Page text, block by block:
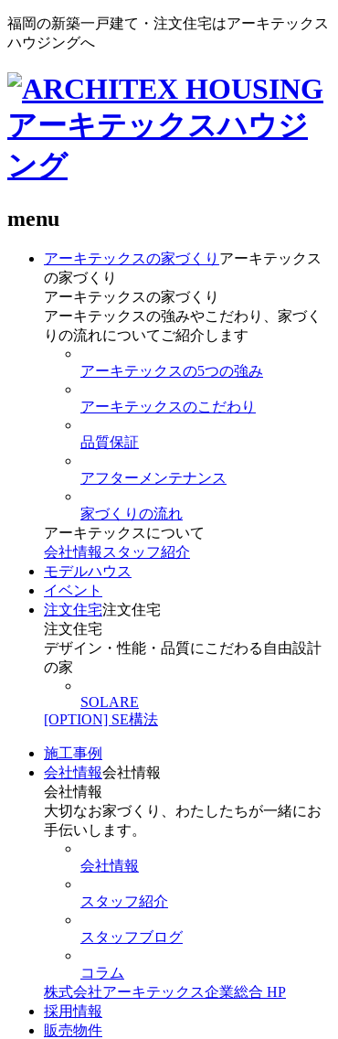
福岡の新築一戸建て・注文住宅はアーキテックス
ハウジングへ
menu
アーキテックスの家づくり アーキテックス
の家づくり
アーキテックスの家づくり
アーキテックスの強みやこだわり、家づく
りの流れについてご紹介します
アーキテックスの5つの強み
アーキテックスのこだわり
品質保証
アフターメンテナンス
家づくりの流れ
アーキテックスについて
会社情報 スタッフ紹介
モデルハウス
イベント
注文住宅注文住宅
注文住宅
デザイン・性能・品質にこだわる自由設計
の家
SOLARE
[OPTION] SE構法
施工事例
会社情報会社情報
会社情報
大切なお家づくり、わたしたちが一緒にお
手伝いします。
会社情報
スタッフ紹介
スタッフブログ
コラム
株式会社アーキテックス企業総合 HP
採用情報
販売物件